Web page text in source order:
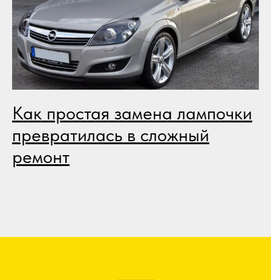
Как простая замена лампочки
превратилась в сложный
ремонт